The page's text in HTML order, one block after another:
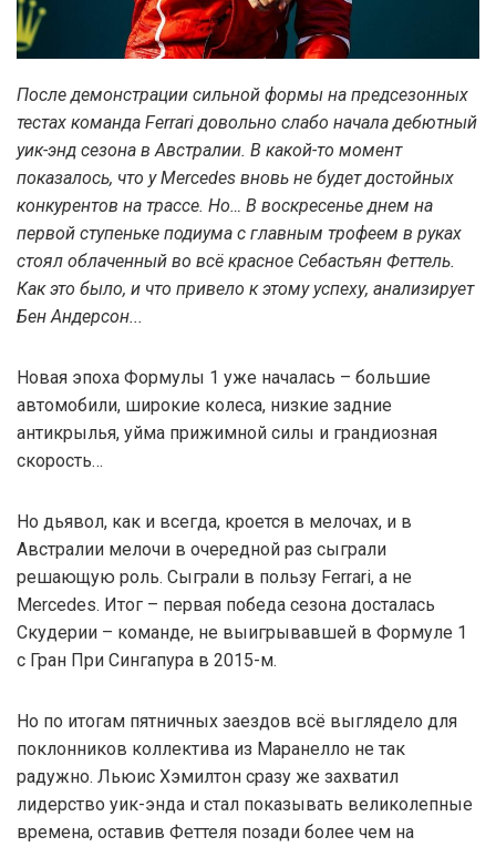
После демонстрации сильной формы на предсезонных
тестах команда Ferrari довольно слабо начала дебютный
уик-энд сезона в Австралии. В какой-то момент
показалось, что у Mercedes вновь не будет достойных
конкурентов на трассе. Но… В воскресенье днем на
первой ступеньке подиума с главным трофеем в руках
стоял облаченный во всё красное Себастьян Феттель.
Как это было, и что привело к этому успеху, анализирует
Бен Андерсон...
Новая эпоха Формулы 1 уже началась – большие
автомобили, широкие колеса, низкие задние
антикрылья, уйма прижимной силы и грандиозная
скорость…
Но дьявол, как и всегда, кроется в мелочах, и в
Австралии мелочи в очередной раз сыграли
решающую роль. Сыграли в пользу Ferrari, а не
Mercedes. Итог – первая победа сезона досталась
Скудерии – команде, не выигрывавшей в Формуле 1
с Гран При Сингапура в 2015-м.
Но по итогам пятничных заездов всё выглядело для
поклонников коллектива из Маранелло не так
радужно. Льюис Хэмилтон сразу же захватил
лидерство уик-энда и стал показывать великолепные
времена, оставив Феттеля позади более чем на